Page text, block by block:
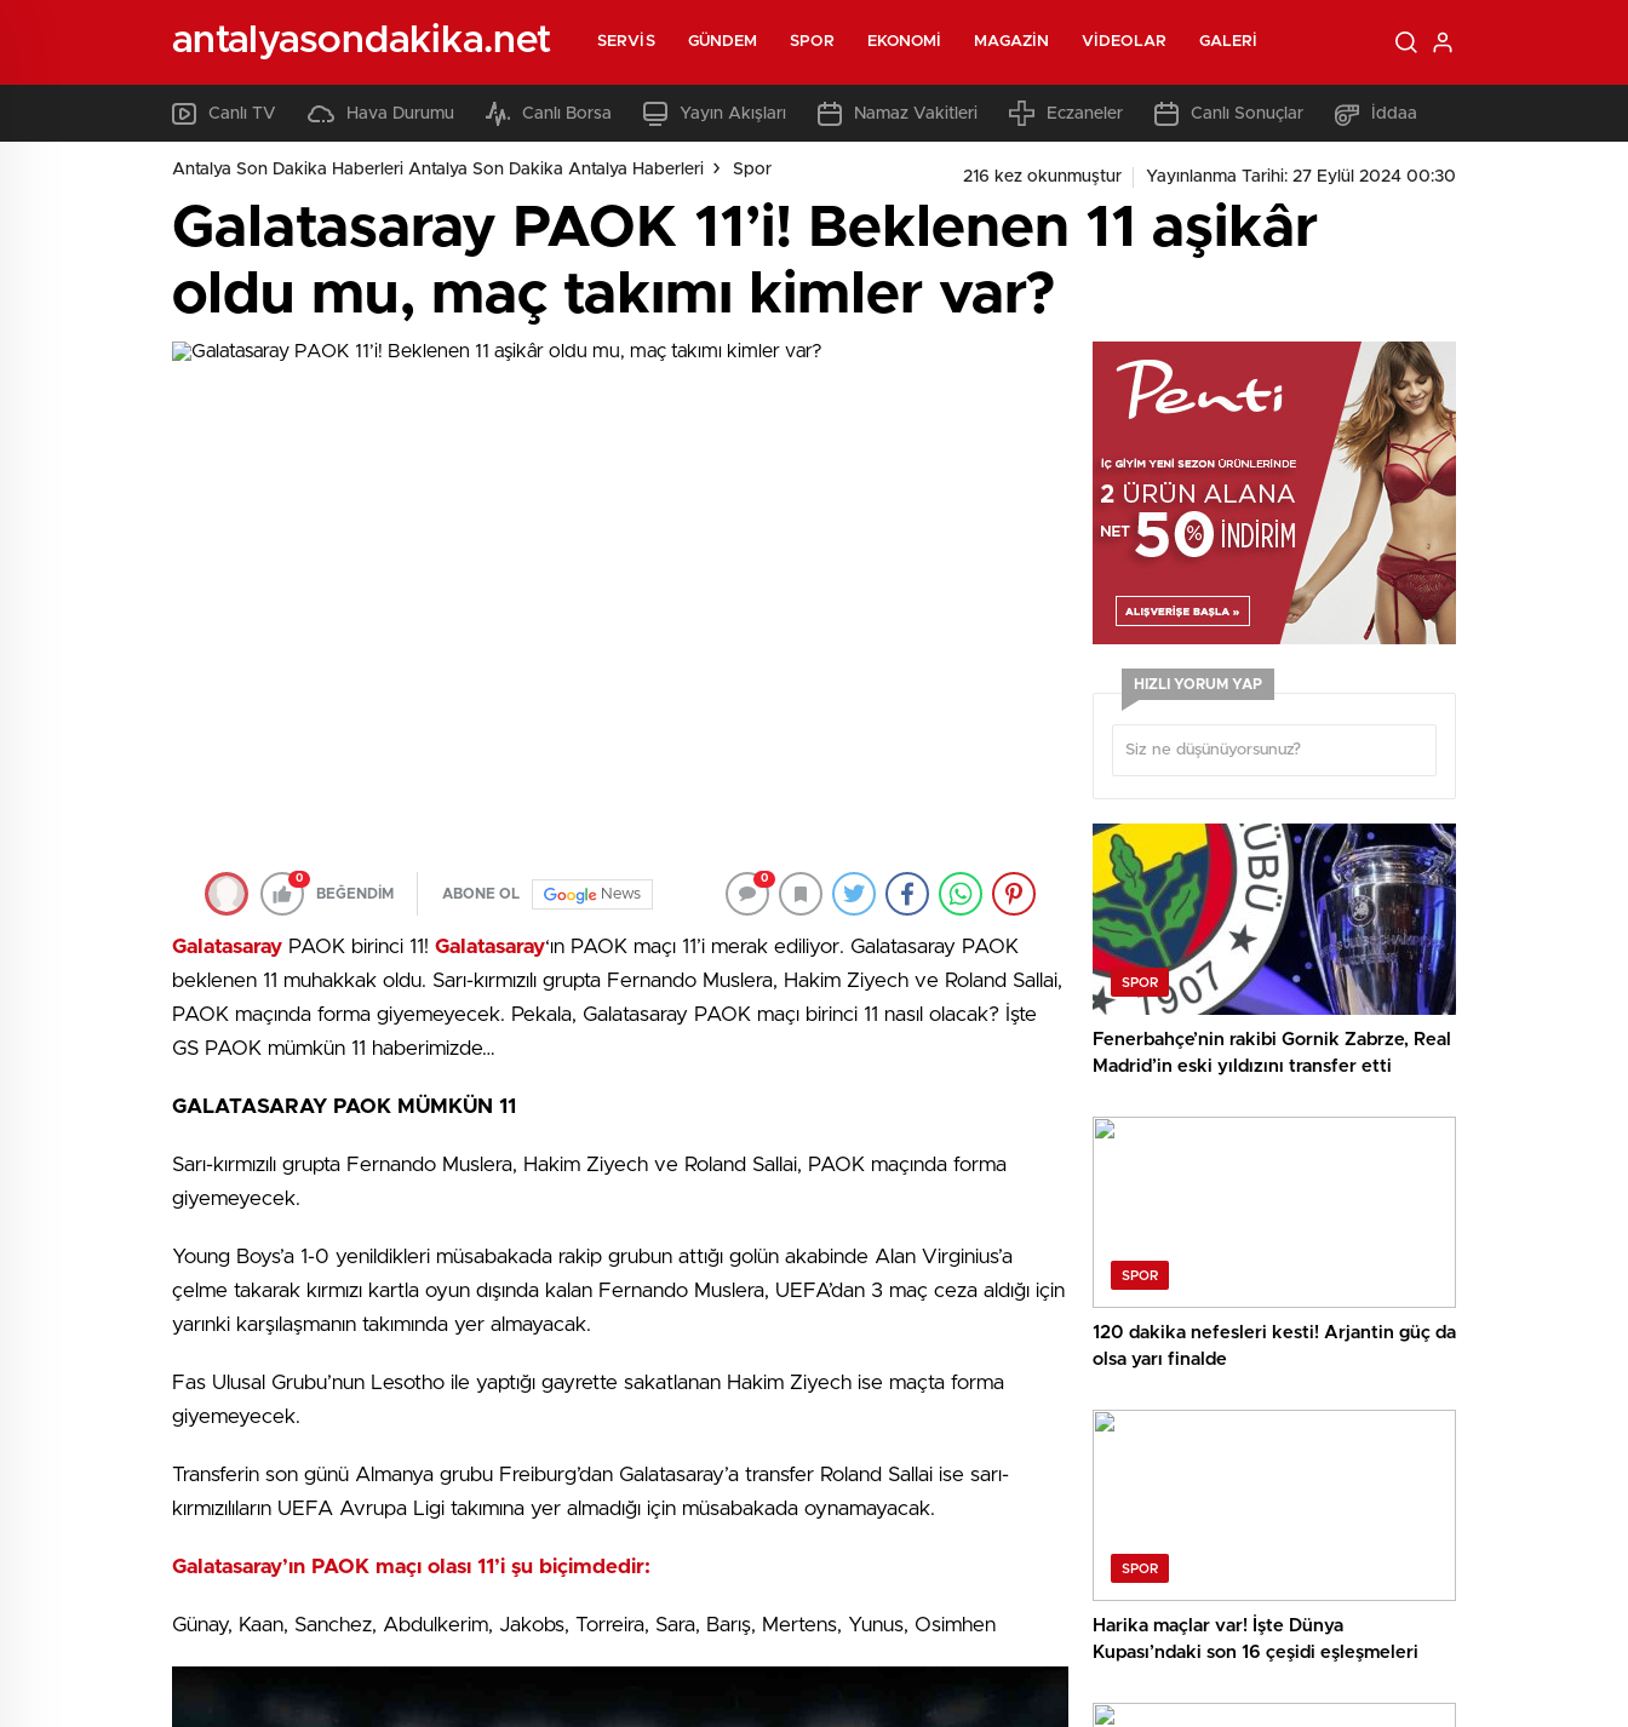
antalyasondakika.net SERVIS GÜNDEM SPOR EKONOMI MAGAZIN VIDEOLAR GALERI
Canlı TV Hava Durumu Canlı Borsa Yayın Akışları Namaz Vakitleri Eczaneler Canlı Sonuçlar İddaa
Antalya Son Dakika Haberleri Antalya Son Dakika Antalya Haberleri Spor 216 kez okunmuştur Yayınlanma Tarihi: 27 Eylül 2024 00:30
Galatasaray PAOK 11’i! Beklenen 11 aşikâr
oldu mu, maç takımı kimler var?
0
BEĞENDİM ABONE OL News
0
Galatasaray PAOK birinci 11! Galatasaray‘ın PAOK maçı 11’i merak ediliyor. Galatasaray PAOK
beklenen 11 muhakkak oldu. Sarı-kırmızılı grupta Fernando Muslera, Hakim Ziyech ve Roland Sallai,
PAOK maçında forma giyemeyecek. Pekala, Galatasaray PAOK maçı birinci 11 nasıl olacak? İşte
GS PAOK mümkün 11 haberimizde…
GALATASARAY PAOK MÜMKÜN 11
Sarı-kırmızılı grupta Fernando Muslera, Hakim Ziyech ve Roland Sallai, PAOK maçında forma
giyemeyecek.
Young Boys’a 1-0 yenildikleri müsabakada rakip grubun attığı golün akabinde Alan Virginius’a
çelme takarak kırmızı kartla oyun dışında kalan Fernando Muslera, UEFA’dan 3 maç ceza aldığı için
yarınki karşılaşmanın takımında yer almayacak.
Fas Ulusal Grubu’nun Lesotho ile yaptığı gayrette sakatlanan Hakim Ziyech ise maçta forma
giyemeyecek.
Transferin son günü Almanya grubu Freiburg’dan Galatasaray’a transfer Roland Sallai ise sarı-
kırmızılıların UEFA Avrupa Ligi takımına yer almadığı için müsabakada oynamayacak.
Galatasaray’ın PAOK maçı olası 11’i şu biçimdedir:
Günay, Kaan, Sanchez, Abdulkerim, Jakobs, Torreira, Sara, Barış, Mertens, Yunus, Osimhen
HIZLI YORUM YAP
SPOR
Fenerbahçe’nin rakibi Gornik Zabrze, Real
Madrid’in eski yıldızını transfer etti
SPOR
120 dakika nefesleri kesti! Arjantin güç da
olsa yarı finalde
SPOR
Harika maçlar var! İşte Dünya
Kupası’ndaki son 16 çeşidi eşleşmeleri